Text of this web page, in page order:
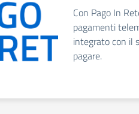
Con Pago In
pagamenti
integrato con il
pagare.